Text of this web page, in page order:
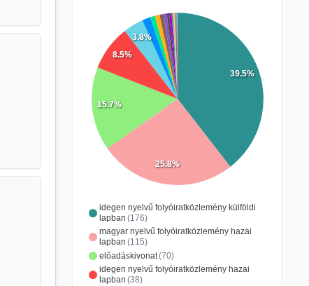
idegen nyelvű folyóiratközlemény külföldi
lapban (176)
magyar nyelvű folyóiratközlemény hazai
lapban (115)
előadáskivonat(70)
idegen nyelvű folyóiratközlemény hazai
lapban (38)
39.5%
25.8%
15.7%
8.5%
3.8%